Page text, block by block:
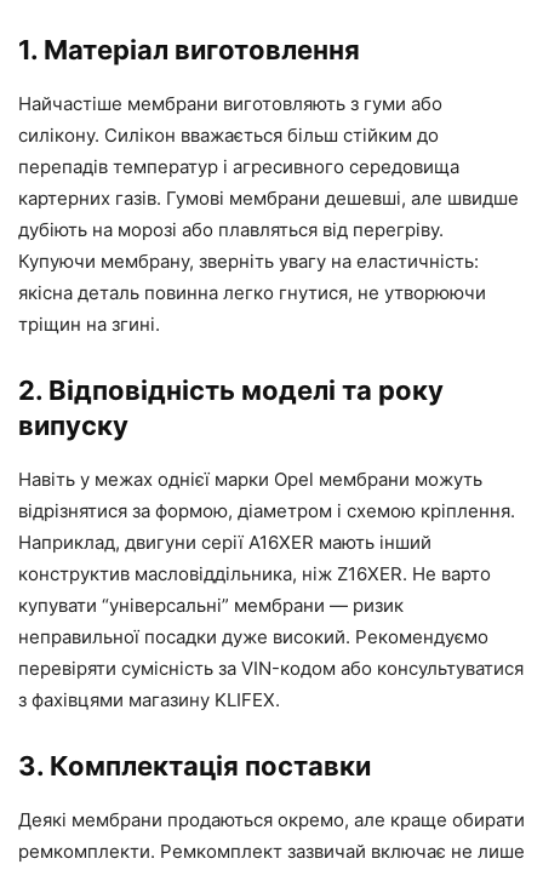
1. Матеріал виготовлення
Найчастіше мембрани виготовляють з гуми або
силікону. Силікон вважається більш стійким до
перепадів температур і агресивного середовища
картерних газів. Гумові мембрани дешевші, але швидше
дубіють на морозі або плавляться від перегріву.
Купуючи мембрану, зверніть увагу на еластичність:
якісна деталь повинна легко гнутися, не утворюючи
тріщин на згині.
2. Відповідність моделі та року
випуску
Навіть у межах однієї марки Opel мембрани можуть
відрізнятися за формою, діаметром і схемою кріплення.
Наприклад, двигуни серії A16XER мають інший
конструктив масловіддільника, ніж Z16XER. Не варто
купувати “універсальні” мембрани — ризик
неправильної посадки дуже високий. Рекомендуємо
перевіряти сумісність за VIN-кодом або консультуватися
з фахівцями магазину KLIFEX.
3. Комплектація поставки
Деякі мембрани продаються окремо, але краще обирати
ремкомплекти. Ремкомплект зазвичай включає не лише